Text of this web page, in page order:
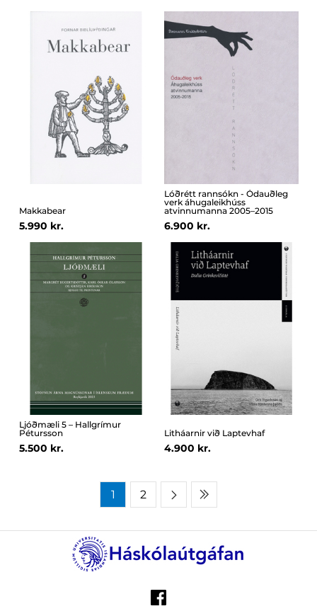
Makkabear
5.990 kr.
Lóðrétt rannsókn - Ódauðleg
verk áhugaleikhúss
atvinnumanna 2005–2015
6.900 kr.
Ljóðmæli 5 – Hallgrímur
Pétursson
5.500 kr.
Litháarnir við Laptevhaf
4.900 kr.
1 2